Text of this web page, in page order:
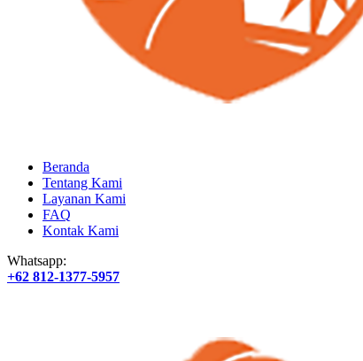
Beranda
Tentang Kami
Layanan Kami
FAQ
Kontak Kami
Whatsapp:
+62 812-1377-5957